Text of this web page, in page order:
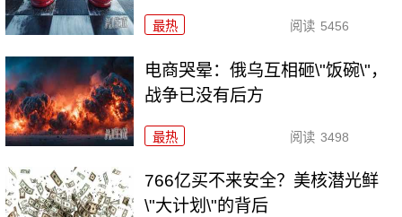
最热 阅读 5456
电商哭晕：俄乌互相砸\"饭碗\"，
战争已没有后方
最热 阅读 3498
766亿买不来安全？美核潜光鲜
\"大计划\"的背后